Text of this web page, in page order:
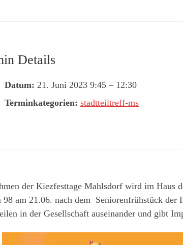
Details
Datum: 21. Juni 2023 9:45 – 12:30
Terminkategorien: stadtteiltreff-ms
der Kiezfesttage Mahlsdorf wird im Haus
98 am 21.06. nach dem Seniorenfrühstück
in der Gesellschaft auseinander und gibt